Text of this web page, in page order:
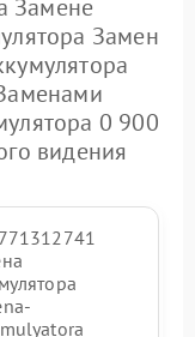
Замене
Замен
0 900
видения